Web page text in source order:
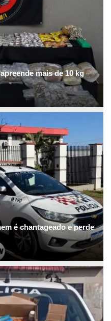
mais de 10 kg
é chantageado e perde